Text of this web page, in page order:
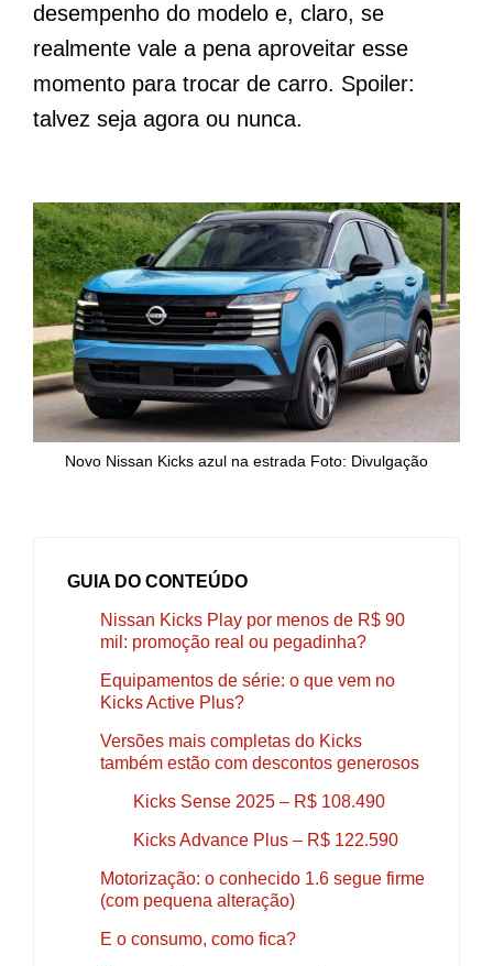
desempenho do modelo e, claro, se
realmente vale a pena aproveitar esse
momento para trocar de carro. Spoiler:
talvez seja agora ou nunca.
Novo Nissan Kicks azul na estrada Foto: Divulgação
GUIA DO CONTEÚDO
Nissan Kicks Play por menos de R$ 90
mil: promoção real ou pegadinha?
Equipamentos de série: o que vem no
Kicks Active Plus?
Versões mais completas do Kicks
também estão com descontos generosos
Kicks Sense 2025 – R$ 108.490
Kicks Advance Plus – R$ 122.590
Motorização: o conhecido 1.6 segue firme
(com pequena alteração)
E o consumo, como fica?